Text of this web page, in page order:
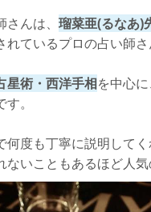
んは、 瑠菜亜(るなあ)
ているプロの占い師さ
星術・西洋手相を中心
。
何度も丁寧に説明してく
いこともあるほど人気